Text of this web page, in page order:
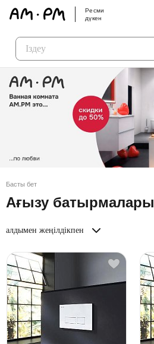
Ресми
дүкен
Басты бет
Ағызу батырмалары
алдымен жеңілдікпен